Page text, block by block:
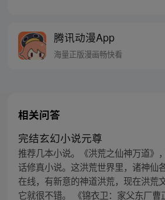
腾讯动漫App
海量正版漫画畅快看
相关问答
完结玄幻小说元尊
推荐几本小说。《洪荒之仙神万道》
话修真小说。这洪荒世界里，诸神仙
在线，有新意的神道洪荒，现在洪荒
它就很不错。 《锦衣卫：家父东厂曹